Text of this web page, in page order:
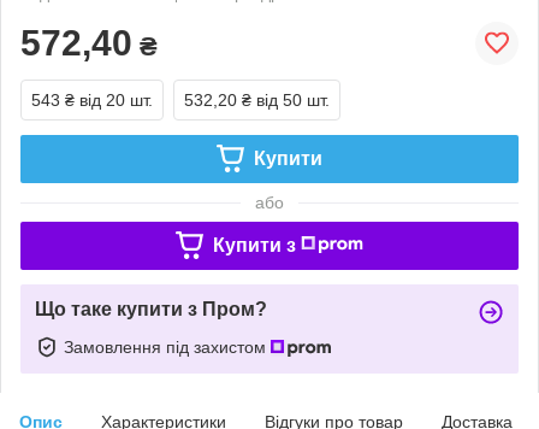
572,40 ₴
543 ₴ від 20 шт. 532,20 ₴ від 50 шт.
Купити
або
Купити з
Що таке купити з Пром?
Замовлення під захистом
Опис Характеристики Відгуки про товар Доставка